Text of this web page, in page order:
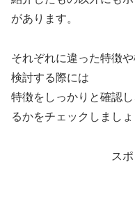
があります。
それぞれに違った特徴
検討する際には
特徴をしっかりと確認
るかをチェックしましょ
ス